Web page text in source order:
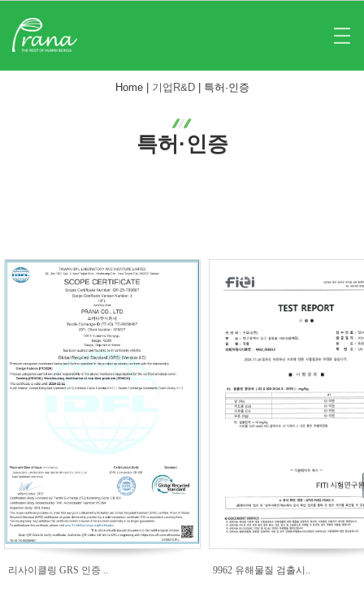
Home | 기업R&D| 특허·인증
특허·인증
리사이클링 GRS 인증 .. 9962 유해물질 검출시..